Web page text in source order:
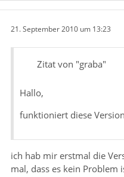
21. September 2010 um 13:23
Zitat von "graba"
Hallo,
funktioniert diese Version
ich hab mir erstmal die
mal, dass es kein Problem